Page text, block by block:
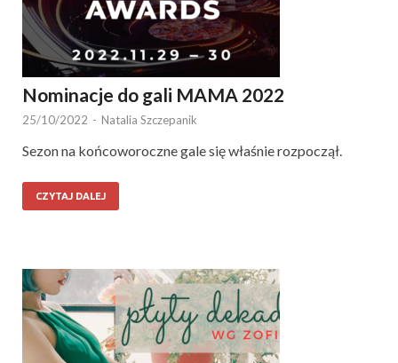
Nominacje do gali MAMA 2022
25/10/2022 - Natalia Szczepanik
Sezon na końcoworoczne gale się właśnie rozpoczął.
CZYTAJ DALEJ